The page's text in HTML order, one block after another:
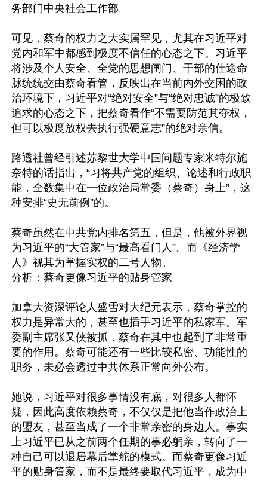
务部门中央社会工作部。
可见，蔡奇的权力之大实属罕见，尤其在习近平对
党内和军中都感到极度不信任的心态之下。习近平
将涉及个人安全、全党的思想闸门、干部的仕途命
脉统统交由蔡奇看管，反映出在当前内外交困的政
治环境下，习近平对“绝对安全”与“绝对忠诚”的极致
追求的心态之下，把蔡奇看作“不需要防范其夺权，
但可以极度放权去执行强硬意志”的绝对亲信。
路透社曾经引述苏黎世大学中国问题专家米特尔施
奈特的话指出，“习将共产党的组织、论述和行政职
能，全数集中在一位政治局常委（蔡奇）身上”，这
种安排“史无前例”的。
蔡奇虽然在中共党内排名第五，但是，他被外界视
为习近平的“大管家”与“最高看门人”。而《经济学
人》视其为掌握实权的二号人物。
分析：蔡奇更像习近平的贴身管家
加拿大资深评论人盛雪对大纪元表示，蔡奇掌控的
权力是异常大的，甚至也插手习近平的私家军。军
委副主席张又侠被抓，蔡奇在其中也起到了非常重
要的作用。蔡奇可能还有一些比较私密、功能性的
职务，未必会透过中共体系正常向外公布。
她说，习近平对很多事情没有底，对很多人都怀
疑，因此高度依赖蔡奇，不仅仅是把他当作政治上
的盟友，甚至当成了一个非常亲密的身边人。事实
上习近平已从之前两个任期的事必躬亲，转向了一
种自己可以退居幕后掌舵的模式。而蔡奇更像习近
平的贴身管家，而不是最终要取代习近平，成为中